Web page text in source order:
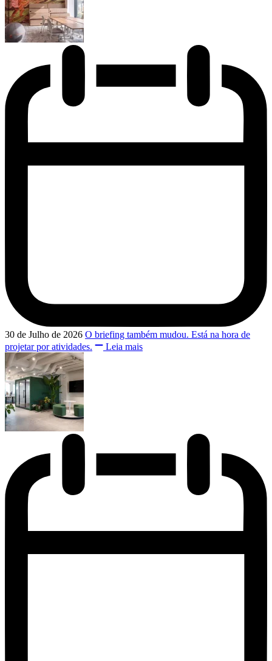
30 de Julho de 2026 O briefing também mudou. Está na hora de
projetar por atividades.
Leia mais